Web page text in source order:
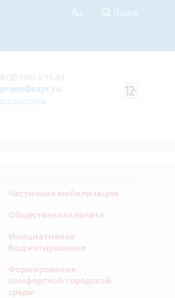
Поиск
priem@nzpr.ru
все контакты
Частичная мобилизация
Общественная палата
Инициативное
бюджетирование
Формирование
комфортной городской
среды